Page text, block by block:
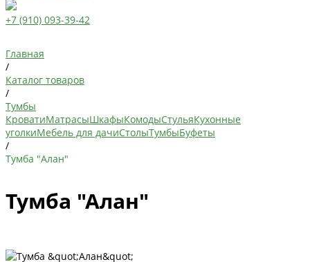
+7 (910) 093-39-42
Главная
/
Каталог товаров
/
Тумбы
КроватиМатрасыШкафыКомодыСтульяКухонные
уголкиМебель для дачиСтолыТумбыБуфеты
/
Тумба "Алан"
Тумба "Алан"